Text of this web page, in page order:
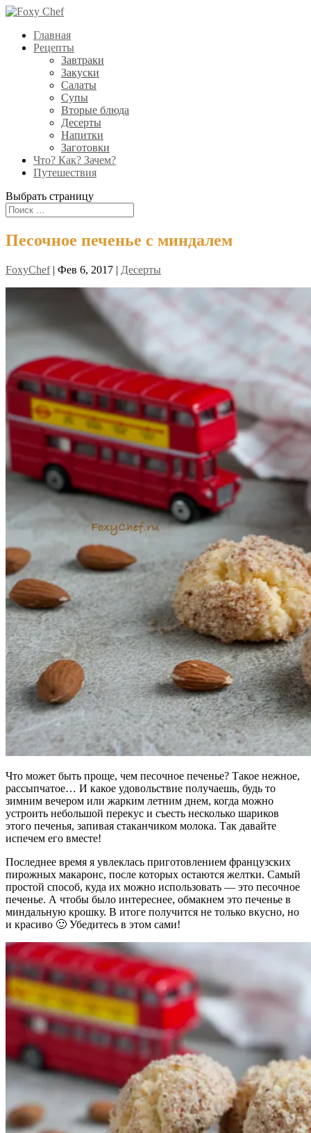
Главная
Рецепты
Завтраки
Закуски
Салаты
Супы
Вторые блюда
Десерты
Напитки
Заготовки
Что? Как? Зачем?
Путешествия
Выбрать страницу
Песочное печенье с миндалем
FoxyChef| Фев 6, 2017 | Десерты
Что может быть проще, чем песочное печенье? Такое нежное,
рассыпчатое… И какое удовольствие получаешь, будь то
зимним вечером или жарким летним днем, когда можно
устроить небольшой перекус и съесть несколько шариков
этого печенья, запивая стаканчиком молока. Так давайте
испечем его вместе!
Последнее время я увлеклась приготовлением французских
пирожных макаронс, после которых остаются желтки. Самый
простой способ, куда их можно использовать — это песочное
печенье. А чтобы было интереснее, обмакнем это печенье в
миндальную крошку. В итоге получится не только вкусно, но
и красиво 🙂 Убедитесь в этом сами!